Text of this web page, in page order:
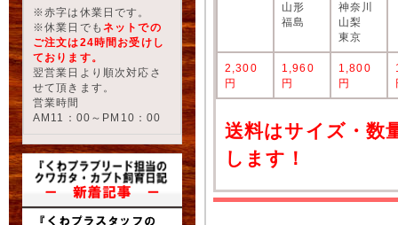
※赤字は休業日です。
※休業日でも ネットでの
ご注文は24時間お受けし
ております。
翌営業日より順次対応さ
せて頂きます。
営業時間
AM11：00～PM10：00
山形
福島
神奈川
山梨
東京
2,300
円
1,960
円
1,800
円
送料はサイズ・数
します！